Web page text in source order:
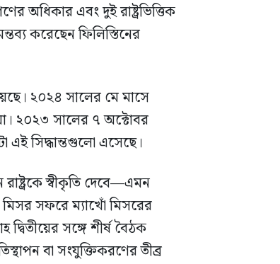
অধিকার এবং দুই রাষ্ট্রভিত্তিক
করেছেন ফিলিস্তিনের
২০২৪ সালের মে মাসে
২০২৩ সালের ৭ অক্টোবর
এই সিদ্ধান্তগুলো এসেছে।
স্বীকৃতি দেবে—এমন
মিসর সফরে ম্যাখোঁ মিসরের
সঙ্গে শীর্ষ বৈঠক
বা সংযুক্তিকরণের তীব্র